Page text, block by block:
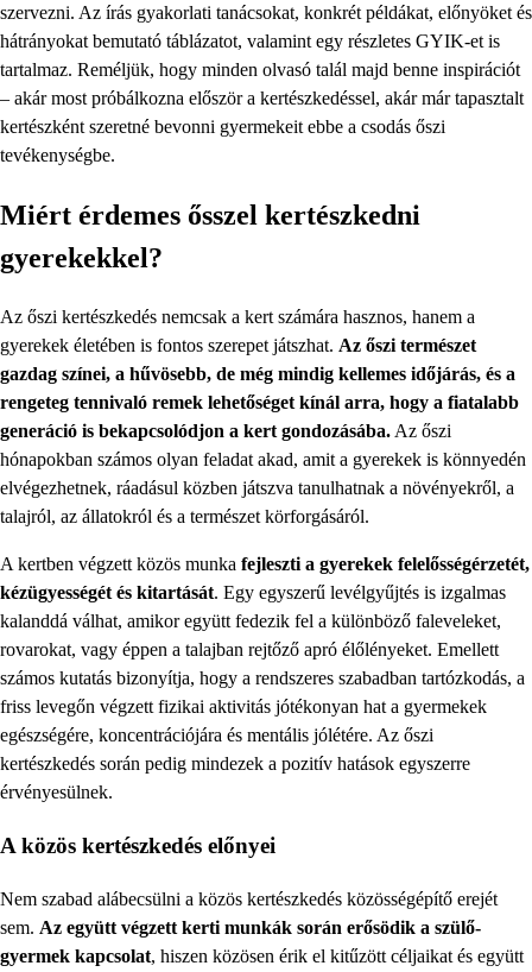
szervezni. Az írás gyakorlati tanácsokat, konkrét példákat, előnyöket és
hátrányokat bemutató táblázatot, valamint egy részletes GYIK-et is
tartalmaz. Reméljük, hogy minden olvasó talál majd benne inspirációt
– akár most próbálkozna először a kertészkedéssel, akár már tapasztalt
kertészként szeretné bevonni gyermekeit ebbe a csodás őszi
tevékenységbe.
Miért érdemes ősszel kertészkedni
gyerekekkel?
Az őszi kertészkedés nemcsak a kert számára hasznos, hanem a
gyerekek életében is fontos szerepet játszhat. Az őszi természet
gazdag színei, a hűvösebb, de még mindig kellemes időjárás, és a
rengeteg tennivaló remek lehetőséget kínál arra, hogy a fiatalabb
generáció is bekapcsolódjon a kert gondozásába. Az őszi
hónapokban számos olyan feladat akad, amit a gyerekek is könnyedén
elvégezhetnek, ráadásul közben játszva tanulhatnak a növényekről, a
talajról, az állatokról és a természet körforgásáról.
A kertben végzett közös munka fejleszti a gyerekek felelősségérzetét,
kézügyességét és kitartását. Egy egyszerű levélgyűjtés is izgalmas
kalanddá válhat, amikor együtt fedezik fel a különböző faleveleket,
rovarokat, vagy éppen a talajban rejtőző apró élőlényeket. Emellett
számos kutatás bizonyítja, hogy a rendszeres szabadban tartózkodás, a
friss levegőn végzett fizikai aktivitás jótékonyan hat a gyermekek
egészségére, koncentrációjára és mentális jólétére. Az őszi
kertészkedés során pedig mindezek a pozitív hatások egyszerre
érvényesülnek.
A közös kertészkedés előnyei
Nem szabad alábecsülni a közös kertészkedés közösségépítő erejét
sem. Az együtt végzett kerti munkák során erősödik a szülő-
gyermek kapcsolat, hiszen közösen érik el kitűzött céljaikat és együtt